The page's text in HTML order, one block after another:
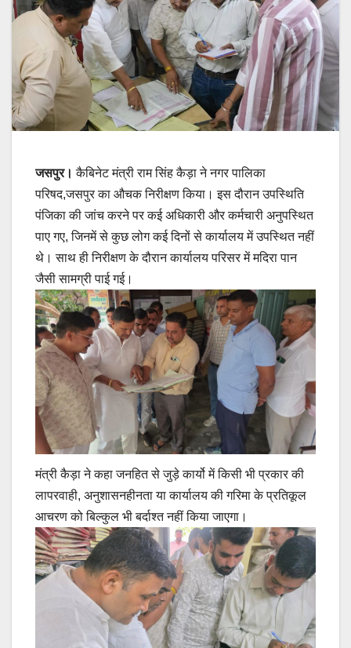
जसपुर। कैबिनेट मंत्री राम सिंह कैड़ा ने नगर पालिका
परिषद,जसपुर का औचक निरीक्षण किया। इस दौरान उपस्थिति
पंजिका की जांच करने पर कई अधिकारी और कर्मचारी अनुपस्थित
पाए गए, जिनमें से कुछ लोग कई दिनों से कार्यालय में उपस्थित नहीं
थे। साथ ही निरीक्षण के दौरान कार्यालय परिसर में मदिरा पान
जैसी सामग्री पाई गई।
मंत्री कैड़ा ने कहा ​जनहित से जुड़े कार्यो में किसी भी प्रकार की
लापरवाही, अनुशासनहीनता या कार्यालय की गरिमा के प्रतिकूल
आचरण को बिल्कुल भी बर्दाश्त नहीं किया जाएगा।